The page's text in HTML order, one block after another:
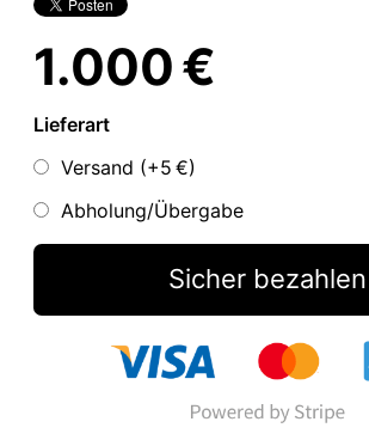
1.000 €
Lieferart
Versand (+5 €)
Abholung/Übergabe
Sicher bezahlen